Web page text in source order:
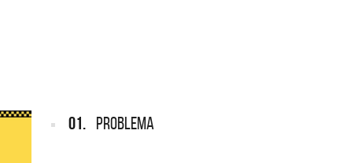
01. PROBLEMA
CMTV